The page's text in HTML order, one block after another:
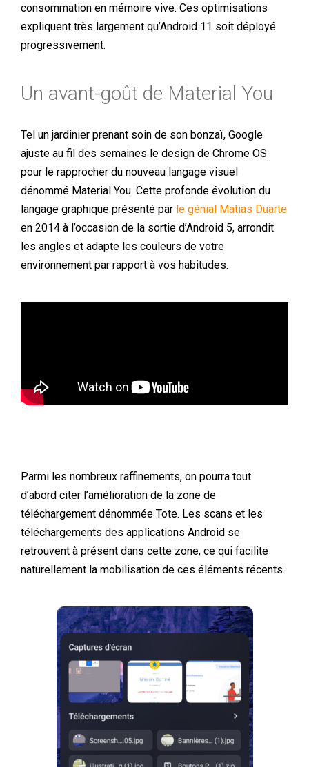
consommation en mémoire vive. Ces optimisations
expliquent très largement qu’Android 11 soit déployé
progressivement.
Un avant-goût de Material You
Tel un jardinier prenant soin de son bonzaï, Google
ajuste au fil des semaines le design de Chrome OS
pour le rapprocher du nouveau langage visuel
dénommé Material You. Cette profonde évolution du
langage graphique présenté par le génial Matias Duarte
en 2014 à l’occasion de la sortie d’Android 5, arrondit
les angles et adapte les couleurs de votre
environnement par rapport à vos habitudes.
Parmi les nombreux raffinements, on pourra tout
d’abord citer l’amélioration de la zone de
téléchargement dénommée Tote. Les scans et les
téléchargements des applications Android se
retrouvent à présent dans cette zone, ce qui facilite
naturellement la mobilisation de ces éléments récents.